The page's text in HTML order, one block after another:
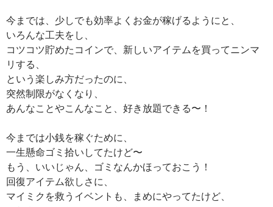
今までは、少しでも効率よくお金が稼げるようにと、
いろんな工夫をし、
コツコツ貯めたコインで、新しいアイテムを買ってニンマ
リする、
という楽しみ方だったのに、
突然制限がなくなり、
あんなことやこんなこと、好き放題できる〜！
今までは小銭を稼ぐために、
一生懸命ゴミ拾いしてたけど〜
もう、いいじゃん、ゴミなんかほっておこう！
回復アイテム欲しさに、
マイミクを救うイベントも、まめにやってたけど、